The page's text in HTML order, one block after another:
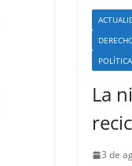
POLÍTICA
La
3 de